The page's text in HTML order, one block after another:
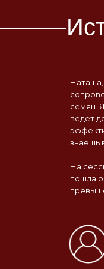
Наташа,
семян.
ведёт
знаешь
На
пошла